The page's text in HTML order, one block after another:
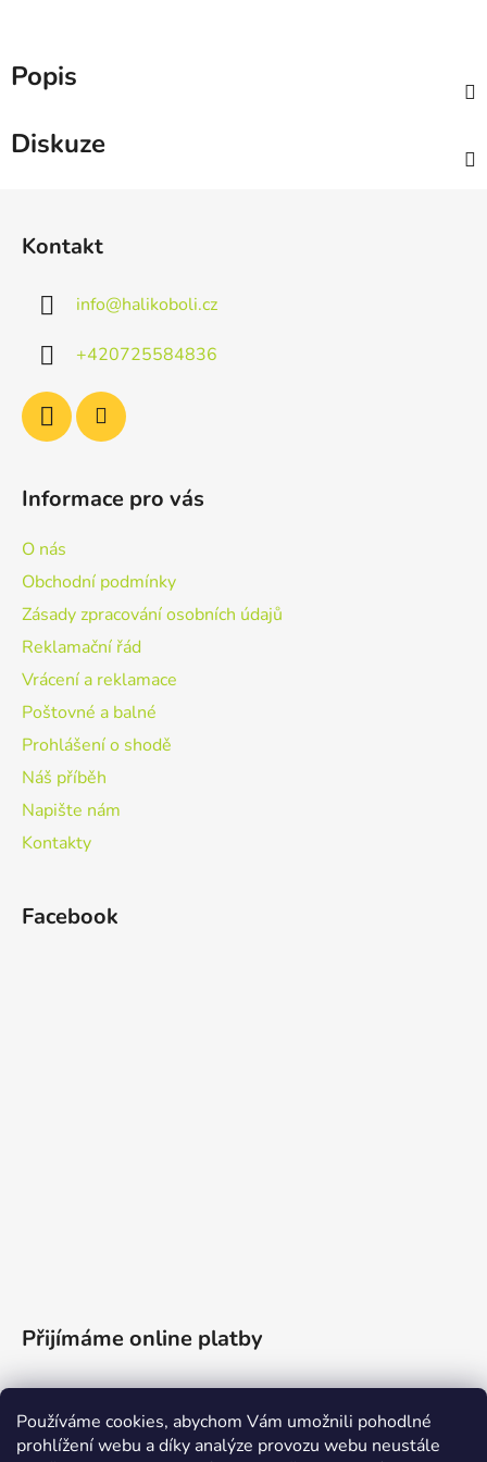
Používáme cookies, abychom Vám umožnili pohodlné
prohlížení webu a díky analýze provozu webu neustále
Popis
Diskuze
Kontakt
info@halikoboli.cz
+420725584836
Informace pro vás
O nás
Obchodní podmínky
Zásady zpracování osobních údajů
Reklamační řád
Vrácení a reklamace
Poštovné a balné
Prohlášení o shodě
Náš příběh
Napište nám
Kontakty
Facebook
Přijímáme online platby